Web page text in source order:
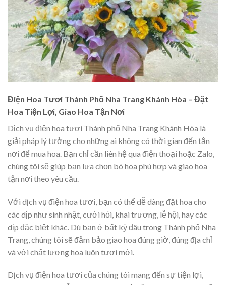
Điện Hoa Tươi Thành Phố Nha Trang Khánh Hòa – Đặt
Hoa Tiện Lợi, Giao Hoa Tận Nơi
Dịch vụ điện hoa tươi Thành phố Nha Trang Khánh Hòa là
giải pháp lý tưởng cho những ai không có thời gian đến tận
nơi để mua hoa. Bạn chỉ cần liên hệ qua điện thoại hoặc Zalo,
chúng tôi sẽ giúp bạn lựa chọn bó hoa phù hợp và giao hoa
tận nơi theo yêu cầu.
Với dịch vụ điện hoa tươi, bạn có thể dễ dàng đặt hoa cho
các dịp như sinh nhật, cưới hỏi, khai trương, lễ hội, hay các
dịp đặc biệt khác. Dù bạn ở bất kỳ đâu trong Thành phố Nha
Trang, chúng tôi sẽ đảm bảo giao hoa đúng giờ, đúng địa chỉ
và với chất lượng hoa luôn tươi mới.
Dịch vụ điện hoa tươi của chúng tôi mang đến sự tiện lợi,